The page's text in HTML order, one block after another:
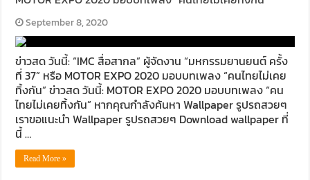
September 8, 2020
ข่าวสด วันนี้: “IMC สื่อสากล” ผู้จัดงาน “มหกรรมยานยนต์ ครั้ง
ที่ 37” หรือ MOTOR EXPO 2020 มอบบทเพลง “คนไทยไม่เคย
ทิ้งกัน” ข่าวสด วันนี้: MOTOR EXPO 2020 มอบบทเพลง “คน
ไทยไม่เคยทิ้งกัน” หากคุณกำลังค้นหา Wallpaper รูปรถสวยๆ
เราขอแนะนำ Wallpaper รูปรถสวยๆ Download wallpaper ที่
นี้ …
Read More »